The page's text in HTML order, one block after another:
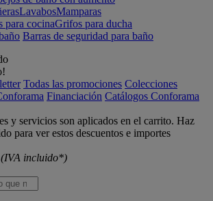
LavabosMamparas
para cocinaGrifos para ducha
Barras de seguridad para baño
Todas las promociones Colecciones
Financiación Catálogos Conforama
y servicios son aplicados en el carrito. Haz
para ver estos descuentos e importes
(IVA incluido*)